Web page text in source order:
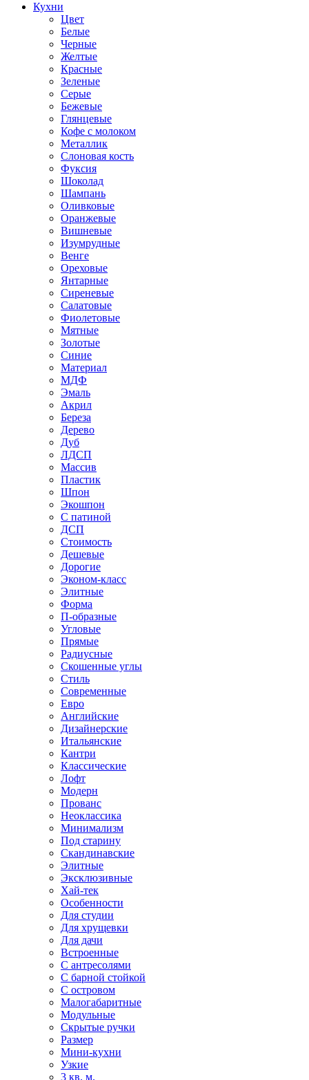
Кухни
Цвет
Белые
Черные
Желтые
Красные
Зеленые
Серые
Бежевые
Глянцевые
Кофе с молоком
Металлик
Слоновая кость
Фуксия
Шоколад
Шампань
Оливковые
Оранжевые
Вишневые
Изумрудные
Венге
Ореховые
Янтарные
Сиреневые
Салатовые
Фиолетовые
Мятные
Золотые
Синие
Материал
МДФ
Эмаль
Акрил
Береза
Дерево
Дуб
ЛДСП
Массив
Пластик
Шпон
Экошпон
С патиной
ДСП
Стоимость
Дешевые
Дорогие
Эконом-класс
Элитные
Форма
П-образные
Угловые
Прямые
Радиусные
Скошенные углы
Стиль
Современные
Евро
Английские
Дизайнерские
Итальянские
Кантри
Классические
Лофт
Модерн
Прованс
Неоклассика
Минимализм
Под старину
Скандинавские
Элитные
Эксклюзивные
Хай-тек
Особенности
Для студии
Для хрущевки
Для дачи
Встроенные
С антресолями
С барной стойкой
С островом
Малогабаритные
Модульные
Скрытые ручки
Размер
Мини-кухни
Узкие
3 кв. м.